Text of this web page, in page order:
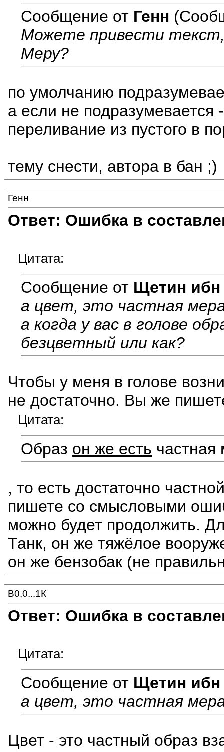
Сообщение от Генн
Можете привести
Меру?
по умолчанию
а если не
переливание из пустого в
тему снести, автора в бан ;)
Генн
Ответ: Ошибка в
Цитата:
Сообщение от Щетин ибн
а цвет, это частная
а когда у вас в голове
безцветный или как?
Чтобы у меня в голове
не достаточно. Вы же
Цитата:
Образ он же есть частная
, то есть достаточно
пишете со смысловыми
можно будет продолжить.
Танк, он же тяжёлое
он же бензобак (не
В0,0...1К
Ответ: Ошибка в
Цитата:
Сообщение от Щетин ибн
а цвет, это частная
Цвет - это частный образ